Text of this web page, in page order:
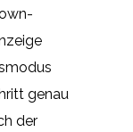
genau
der